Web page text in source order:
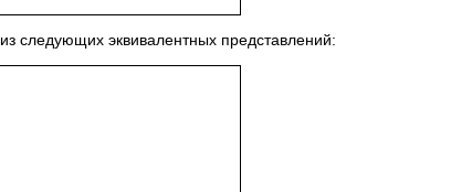
следующих эквивалентных представлений: